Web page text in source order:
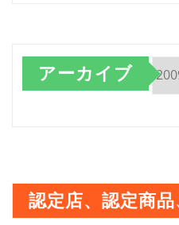
アーカイブ
イ
ブ
認定店、認定商